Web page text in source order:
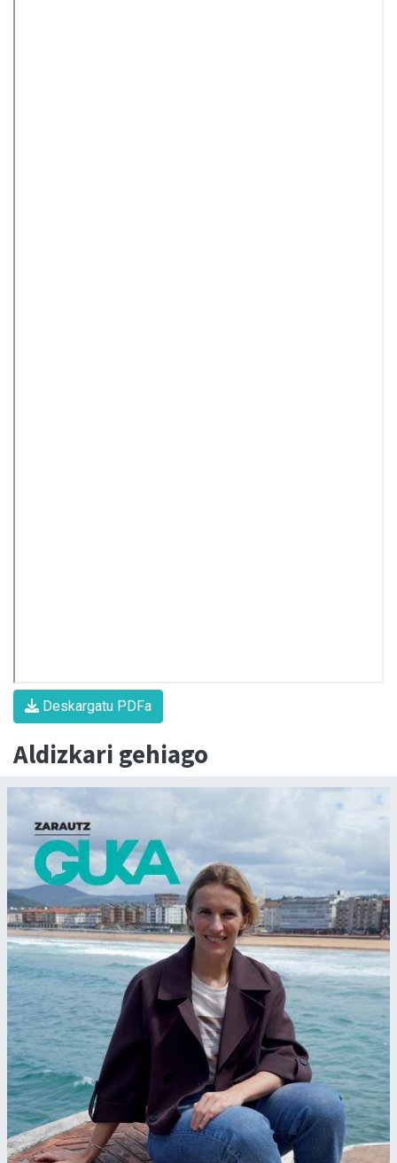
Deskargatu PDFa
Aldizkari gehiago